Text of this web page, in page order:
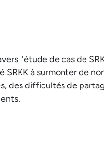
l'étude de cas de
SRKK à surmonter de
des difficultés de